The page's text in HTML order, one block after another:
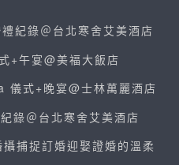
紀錄＠台北寒舍艾美酒店
+午宴@美福大飯店
式+晚宴@士林萬麗酒店
錄＠台北寒舍艾美酒店
捕捉訂婚迎娶證婚的溫柔